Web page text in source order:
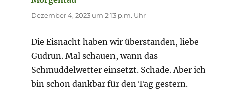
Dezember 4, 2023 um 2:13 p.m. Uhr
Die Eisnacht haben wir überstanden, liebe
Gudrun. Mal schauen, wann das
Schmuddelwetter einsetzt. Schade. Aber ich
bin schon dankbar für den Tag gestern.